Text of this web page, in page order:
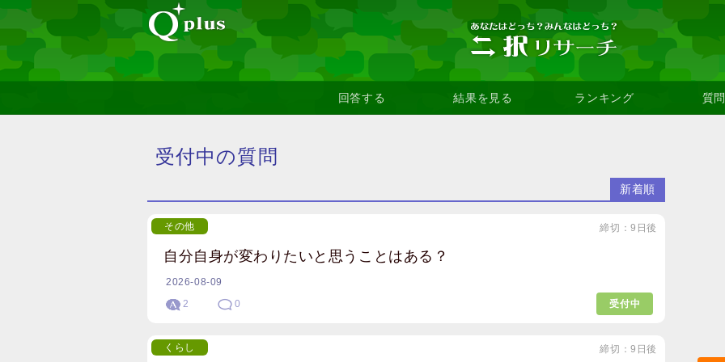
回答する 結果を見る ランキング 質
受付中の質問
新着順
自分自身が変わりたいと思うことはある？
締切：9日後
その他
2026-08-09
2
0 受付中
締切：9日後
くらし